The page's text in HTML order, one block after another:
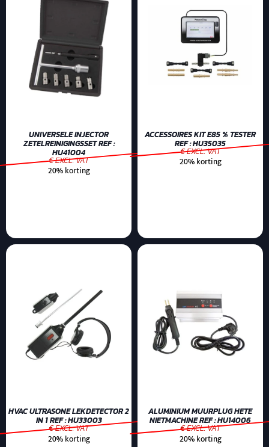
UNIVERSELE INJECTOR
ZETELREINIGINGSSET REF :
HU41004
€ EXCL. VAT
20% korting
ACCESSOIRES KIT E85 % TESTER
REF : HU35035
€ EXCL. VAT
20% korting
HVAC ULTRASONE LEKDETECTOR 2
IN 1 REF : HU33003
€ EXCL. VAT
20% korting
ALUMINIUM MUURPLUG HETE
NIETMACHINE REF : HU14006
€ EXCL. VAT
20% korting